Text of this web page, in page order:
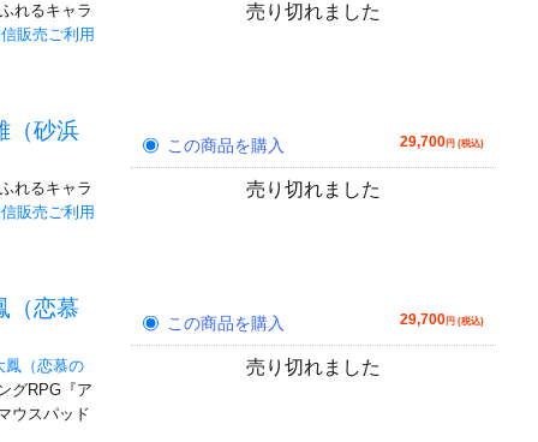
れるキャラ
販売ご利用
売り切れました
（砂浜
れるキャラ
販売ご利用
この商品を購入 29,700円 (税込)
売り切れました
（恋慕
鳳（恋慕の
グRPG『ア
ウスパッド
この商品を購入 29,700円 (税込)
売り切れました